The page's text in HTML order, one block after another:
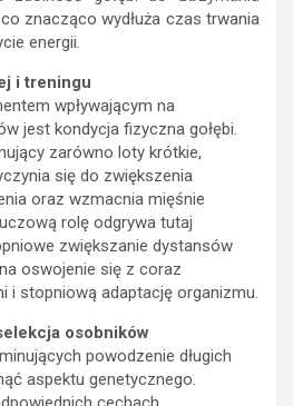
znacząco wydłuża czas trwania
energii.
i treningu
wpływającym na
jest kondycja fizyczna gołębi.
zarówno loty krótkie,
się do zwiększenia
oraz wzmacnia mięśnie
rolę odgrywa tutaj
zwiększanie dystansów
oswojenie się z coraz
i stopniową adaptację organizmu.
osobników
powodzenie długich
aspektu genetycznego.